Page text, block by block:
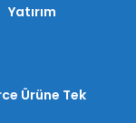
Yatırım
Ürüne Tek